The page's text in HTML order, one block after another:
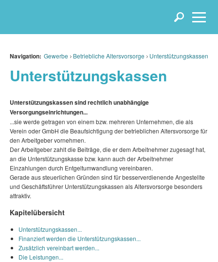
Navigation: Gewerbe Betriebliche Altersvorsorge Unterstützungskassen
Unterstützungskassen
Unterstützungskassen sind rechtlich unabhängige
Versorgungseinrichtungen...
...sie werde getragen von einem bzw. mehreren Unternehmen, die als
Verein oder GmbH die Beaufsichtigung der betrieblichen Altersvorsorge für
den Arbeitgeber vornehmen.
Der Arbeitgeber zahlt die Beiträge, die er dem Arbeitnehmer zugesagt hat,
an die Unterstützungskasse bzw. kann auch der Arbeitnehmer
Einzahlungen durch Entgeltumwandlung vereinbaren.
Gerade aus steuerlichen Gründen sind für besserverdienende Angestellte
und Geschäftsführer Unterstützungskassen als Altersvorsorge besonders
attraktiv.
Kapitelübersicht
Unterstützungskassen...
Finanziert werden die Unterstützungskassen...
Zusätzlich vereinbart werden...
Die Leistungen...